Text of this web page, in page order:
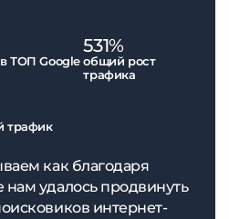
ТОП Google
531%
общий рост
трафика
трафик
как благодаря
удалось продвинуть
интернет-